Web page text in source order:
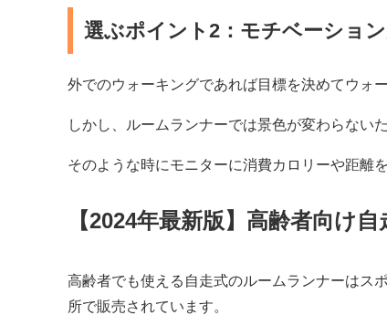
選ぶポイント2：モチベーショ
外でのウォーキングであれば目標を決めてウォ
しかし、ルームランナーでは景色が変わらない
そのような時にモニターに消費カロリーや距離
【2024年最新版】高齢者向け
高齢者でも使える自走式のルームランナーはス
所で販売されています。